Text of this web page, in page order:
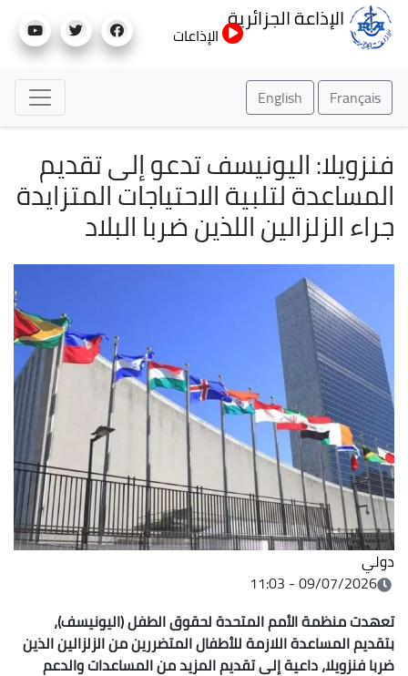
إلى
الإذاعة الجزائرية
الإذاعات
Français
English
فنزويلا: اليونيسف تدعو إلى تقديم
المساعدة لتلبية الاحتياجات المتزايدة
جراء الزلزالين اللذين ضربا البلاد
دولي
09/07/2026 - 11:03
تعهدت منظمة الأمم المتحدة لحقوق الطفل (اليونيسف)،
بتقديم المساعدة اللازمة للأطفال المتضررين من الزلزالين الذين
ضربا فنزويلا، داعية إلى تقديم المزيد من المساعدات والدعم